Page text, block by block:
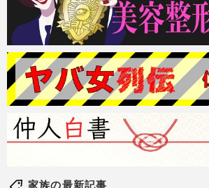
家族の最新記事